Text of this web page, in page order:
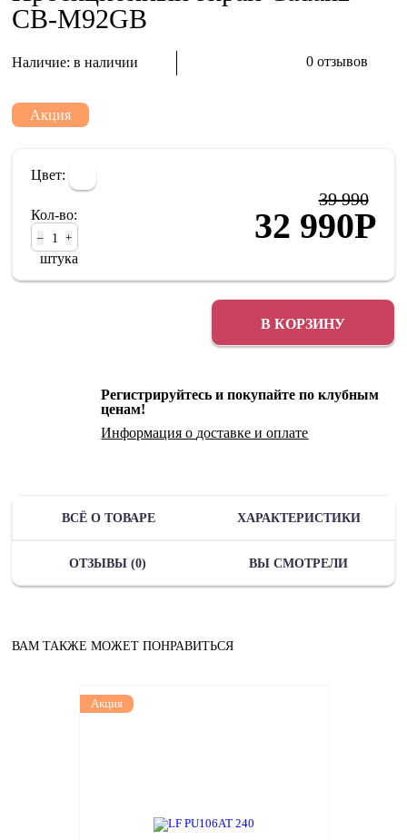
CB-M92GB
Наличие:в наличии 0 отзывов
Акция
Цвет:
Кол-во:
– +
штука
39 990
32 990Р
В КОРЗИНУ
Регистрируйтесь и покупайте по клубным
ценам!
Информация о доставке иоплате
ВСЁ О ТОВАРЕ ХАРАКТЕРИСТИКИ
ОТЗЫВЫ (0) ВЫ СМОТРЕЛИ
ВАМ ТАКЖЕ МОЖЕТ ПОНРАВИТЬСЯ
Акция